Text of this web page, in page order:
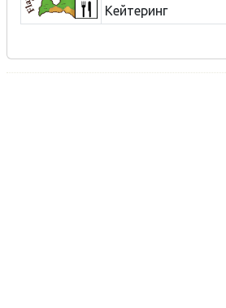
Кейтеринг